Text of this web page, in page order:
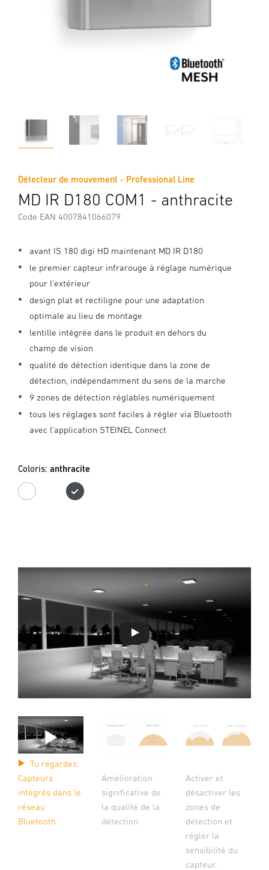
Détecteur de mouvement - Professional Line
MD IR D180 COM1 - anthracite
Code EAN 4007841066079
avant IS 180 digi HD maintenant MD IR D180
le premier capteur infrarouge à réglage numérique
pour l'extérieur
design plat et rectiligne pour une adaptation
optimale au lieu de montage
lentille intégrée dans le produit en dehors du
champ de vision
qualité de détection identique dans la zone de
détection, indépendamment du sens de la marche
9 zones de détection réglables numériquement
tous les réglages sont faciles à régler via Bluetooth
avec l'application STEINEL Connect
Coloris: anthracite
blanc anthracite
Tu regardes:
Capteurs
intégrés dans le
réseau
Bluetooth.
Amélioration
significative de
la qualité de la
détection.
Activer et
désactiver les
zones de
détection et
régler la
sensibilité du
capteur.